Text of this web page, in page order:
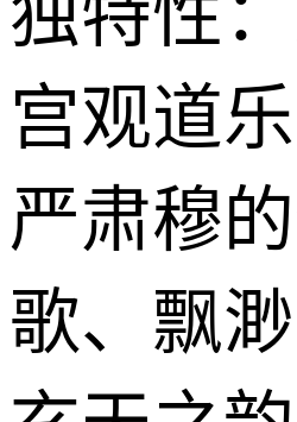
独特性
宫观道
严肃穆
歌、飘